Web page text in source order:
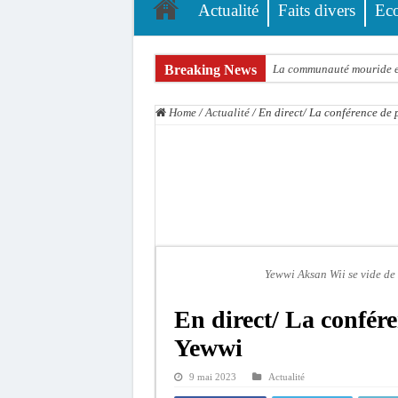
Actualité Faits divers
Breaking News La communauté mouride
SENELEC : La torche
Électrification rurale :
Home / Actualité / En direct/ La conférence de
Yewwi Aksan Wii se vide
En direct/ La
Yewwi
9 mai 2023 Actualité